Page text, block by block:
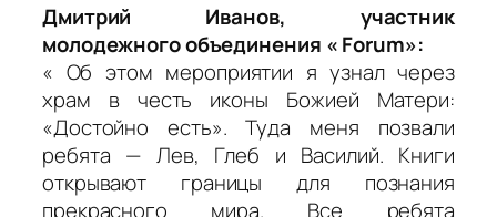
Дмитрий Иванов, участник
молодежного объединения « Forum»:
« Об этом мероприятии я узнал через
храм в честь иконы Божией Матери:
«Достойно есть». Туда меня позвали
ребята — Лев, Глеб и Василий. Книги
открывают границы для познания
прекрасного мира. Все ребята